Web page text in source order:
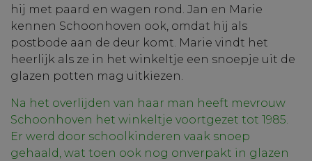
hij met paard en wagen rond. Jan en Marie
kennen Schoonhoven ook, omdat hij als
postbode aan de deur komt. Marie vindt het
heerlijk als ze in het winkeltje een snoepje uit de
glazen potten mag uitkiezen.
Na het overlijden van haar man heeft mevrouw
Schoonhoven het winkeltje voortgezet tot 1985.
Er werd door schoolkinderen vaak snoep
gehaald, wat toen ook nog onverpakt in glazen